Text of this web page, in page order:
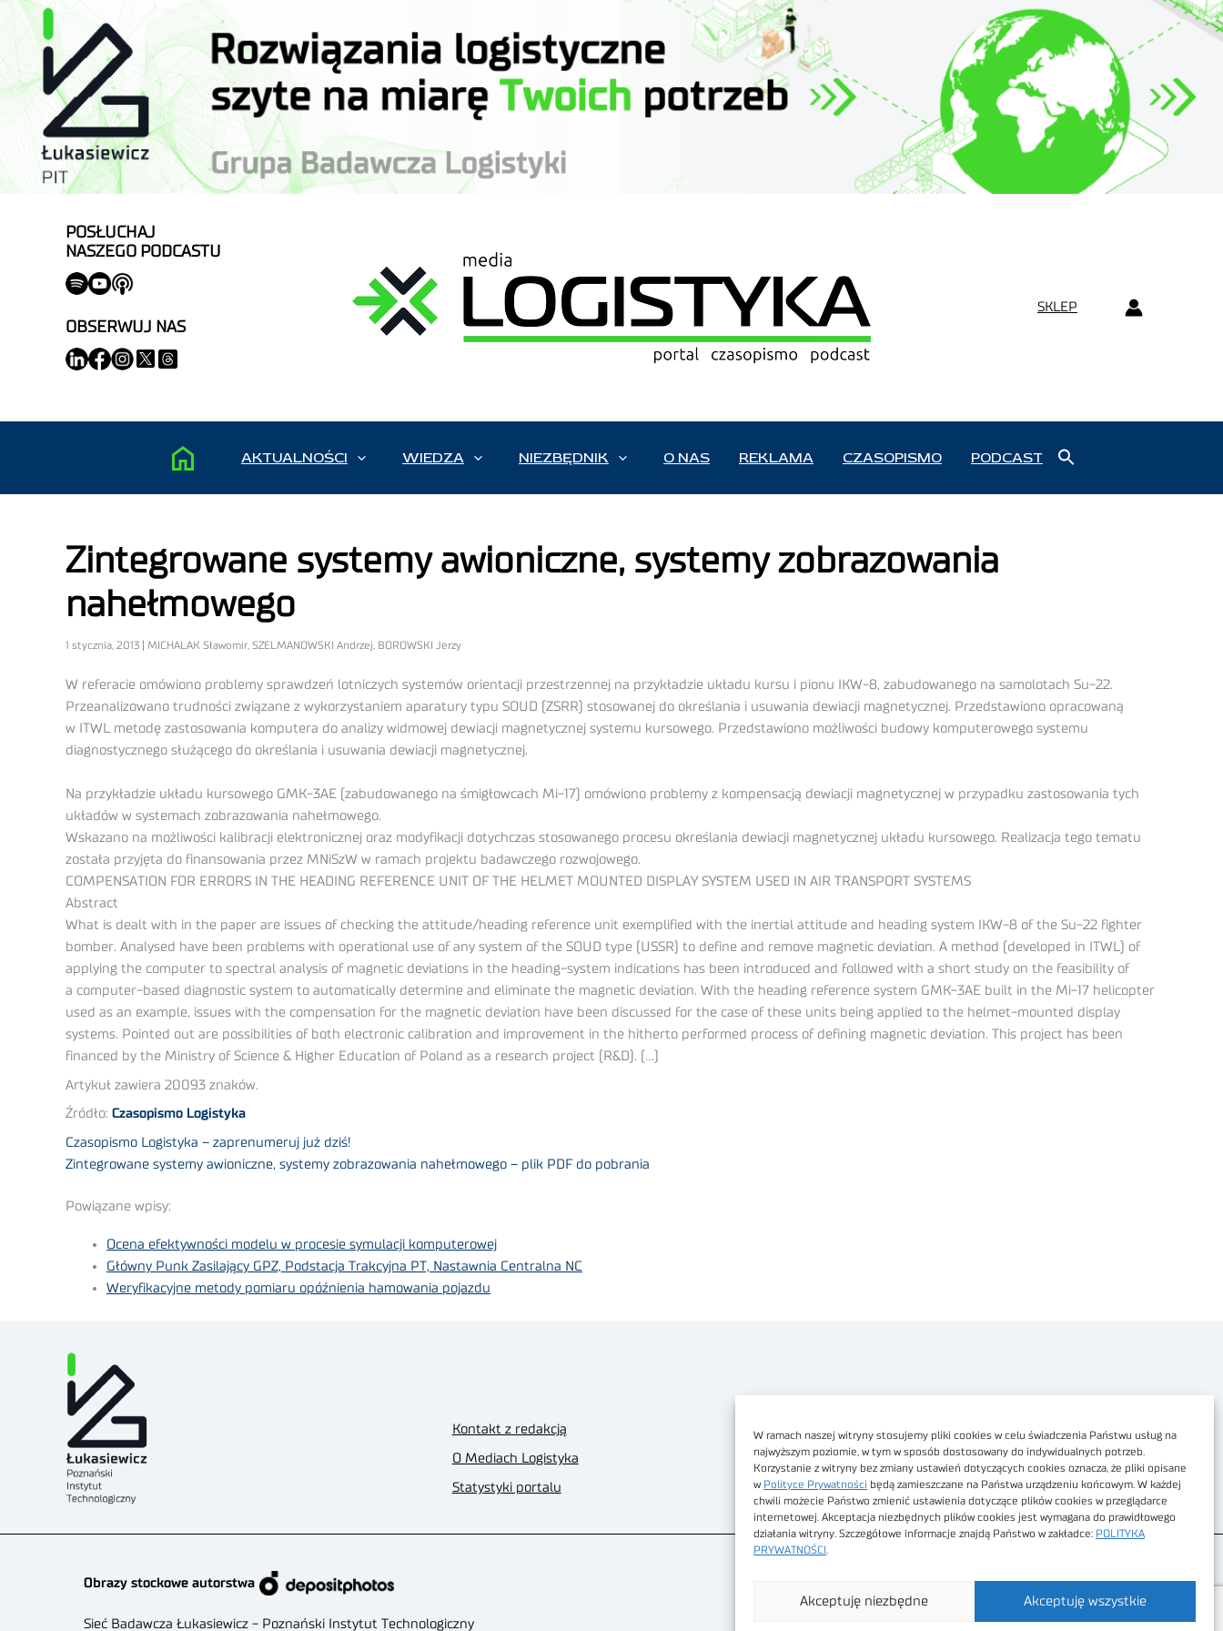
W ramach naszej witryny stosujemy pliki cookies w celu świadczenia Państwu usług na
najwyższym poziomie, w tym w sposób dostosowany do indywidualnych potrzeb.
Korzystanie z witryny bez zmiany ustawień dotyczących cookies oznacza, że pliki opisane
w Polityce Prywatności będą zamieszczane na Państwa urządzeniu końcowym. W każdej
chwili możecie Państwo zmienić ustawienia dotyczące plików cookies w przeglądarce
internetowej. Akceptacja niezbędnych plików cookies jest wymagana do prawidłowego
działania witryny. Szczegółowe informacje znajdą Państwo w zakładce: POLITYKA
PRYWATNOŚCI
Akceptuję wszystkie
Akceptuję niezbędne
POSŁUCHAJ
NASZEGO PODCASTU
OBSERWUJ NAS
SKLEP
AKTUALNOŚCI WIEDZA NIEZBĘDNIK O NAS REKLAMA CZASOPISMO PODCAST
Zintegrowane systemy awioniczne, systemy zobrazowania
nahełmowego
1 stycznia, 2013 | MICHALAK Sławomir, SZELMANOWSKI Andrzej, BOROWSKI Jerzy
W referacie omówiono problemy sprawdzeń lotniczych systemów orientacji przestrzennej na przykładzie układu kursu i pionu IKW-8, zabudowanego na samolotach Su-22.
Przeanalizowano trudności związane z wykorzystaniem aparatury typu SOUD (ZSRR) stosowanej do określania i usuwania dewiacji magnetycznej. Przedstawiono opracowaną
w ITWL metodę zastosowania komputera do analizy widmowej dewiacji magnetycznej systemu kursowego. Przedstawiono możliwości budowy komputerowego systemu
diagnostycznego służącego do określania i usuwania dewiacji magnetycznej.
Na przykładzie układu kursowego GMK-3AE (zabudowanego na śmigłowcach Mi-17) omówiono problemy z kompensacją dewiacji magnetycznej w przypadku zastosowania tych
układów w systemach zobrazowania nahełmowego.
Wskazano na możliwości kalibracji elektronicznej oraz modyfikacji dotychczas stosowanego procesu określania dewiacji magnetycznej układu kursowego. Realizacja tego tematu
została przyjęta do finansowania przez MNiSzW w ramach projektu badawczego rozwojowego.
COMPENSATION FOR ERRORS IN THE HEADING REFERENCE UNIT OF THE HELMET MOUNTED DISPLAY SYSTEM USED IN AIR TRANSPORT SYSTEMS
Abstract
What is dealt with in the paper are issues of checking the attitude/heading reference unit exemplified with the inertial attitude and heading system IKW-8 of the Su-22 fighter
bomber. Analysed have been problems with operational use of any system of the SOUD type (USSR) to define and remove magnetic deviation. A method (developed in ITWL) of
applying the computer to spectral analysis of magnetic deviations in the heading-system indications has been introduced and followed with a short study on the feasibility of
a computer-based diagnostic system to automatically determine and eliminate the magnetic deviation. With the heading reference system GMK-3AE built in the Mi-17 helicopter
used as an example, issues with the compensation for the magnetic deviation have been discussed for the case of these units being applied to the helmet-mounted display
systems. Pointed out are possibilities of both electronic calibration and improvement in the hitherto performed process of defining magnetic deviation. This project has been
financed by the Ministry of Science & Higher Education of Poland as a research project (R&D). (…)
Artykuł zawiera 20093 znaków.
Źródło: Czasopismo Logistyka
Czasopismo Logistyka – zaprenumeruj już dziś!
Zintegrowane systemy awioniczne, systemy zobrazowania nahełmowego – plik PDF do pobrania
Powiązane wpisy:
Ocena efektywności modelu w procesie symulacji komputerowej
Główny Punk Zasilający GPZ, Podstacja Trakcyjna PT, Nastawnia Centralna NC
Weryfikacyjne metody pomiaru opóźnienia hamowania pojazdu
Kontakt z redakcją
O Mediach Logistyka
Statystyki portalu
Dostępność cyfrowa
Regulamin Portalu
Regulamin sklepu
Obrazy stockowe autorstwa
Sieć Badawcza Łukasiewicz - Poznański Instytut Technologiczny